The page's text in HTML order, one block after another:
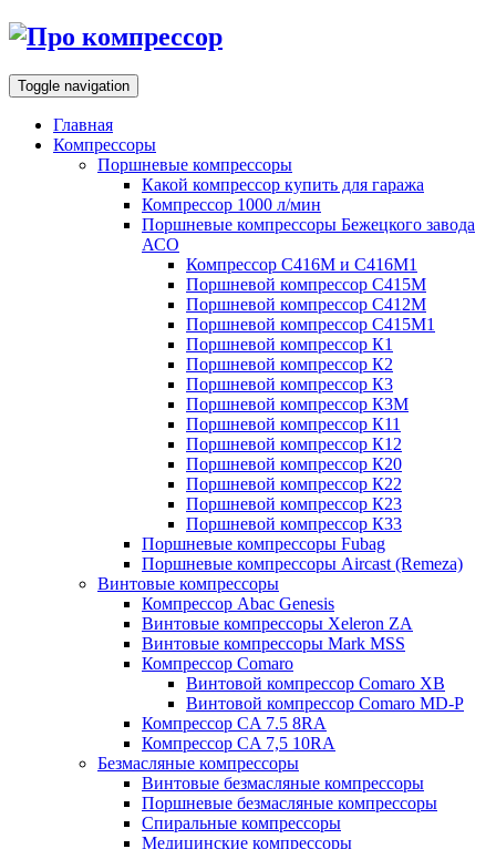
Toggle navigation
Главная
Компрессоры
Поршневые компрессоры
Какой компрессор купить для гаража
Компрессор 1000 л/мин
Поршневые компрессоры Бежецкого завода
АСО
Компрессор С416М и С416М1
Поршневой компрессор С415М
Поршневой компрессор С412М
Поршневой компрессор С415М1
Поршневой компрессор К1
Поршневой компрессор К2
Поршневой компрессор К3
Поршневой компрессор К3М
Поршневой компрессор К11
Поршневой компрессор К12
Поршневой компрессор К20
Поршневой компрессор К22
Поршневой компрессор К23
Поршневой компрессор К33
Поршневые компрессоры Fubag
Поршневые компрессоры Aircast (Remeza)
Винтовые компрессоры
Компрессор Abac Genesis
Винтовые компрессоры Xeleron ZA
Винтовые компрессоры Mark MSS
Компрессор Comaro
Винтовой компрессор Comaro XB
Винтовой компрессор Comaro MD-P
Компрессор CA 7.5 8RA
Компрессор CA 7,5 10RA
Безмасляные компрессоры
Винтовые безмасляные компрессоры
Поршневые безмасляные компрессоры
Спиральные компрессоры
Медицинские компрессоры